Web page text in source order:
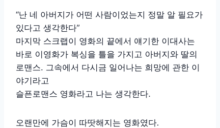
“난 네 아버지가 어떤 사람이었는지 정말 알 필요가
있다고 생각한다”
마지막 스크랩이 영화의 끝에서 얘기한 이대사는
바로 이영화가 복싱을 틀을 가지고 아버지와 딸의
로맨스. 그속에서 다시금 일어나는 희망에 관한 이
야기라고
슬픈로맨스 영화라고 나는 생각한다.
오랜만에 가슴이 따땃해지는 영화였다.